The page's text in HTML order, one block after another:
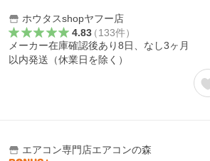
ホウタスshopヤフー店
4.83（133件）
メーカー在庫確認後あり8日、なし3ヶ月
以内発送（休業日を除く）
エアコン専門店エアコンの森